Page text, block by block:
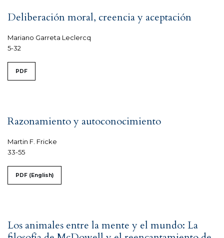
Deliberación moral, creencia y aceptación
Mariano Garreta Leclercq
5-32
PDF
Razonamiento y autoconocimiento
Martin F. Fricke
33-55
PDF (English)
Los animales entre la mente y el mundo: La